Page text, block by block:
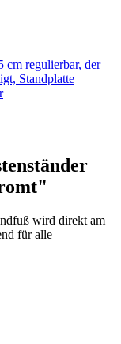
cm regulierbar, der
Standplatte
wird direkt am
für alle